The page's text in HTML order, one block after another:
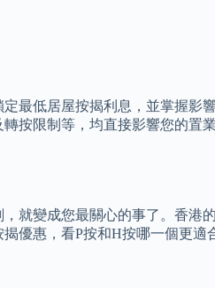
低居屋按揭利息，並掌握影
按限制等，均直接影響您的置
就變成您最關心的事了。香港
優惠，看P按和H按哪一個更適